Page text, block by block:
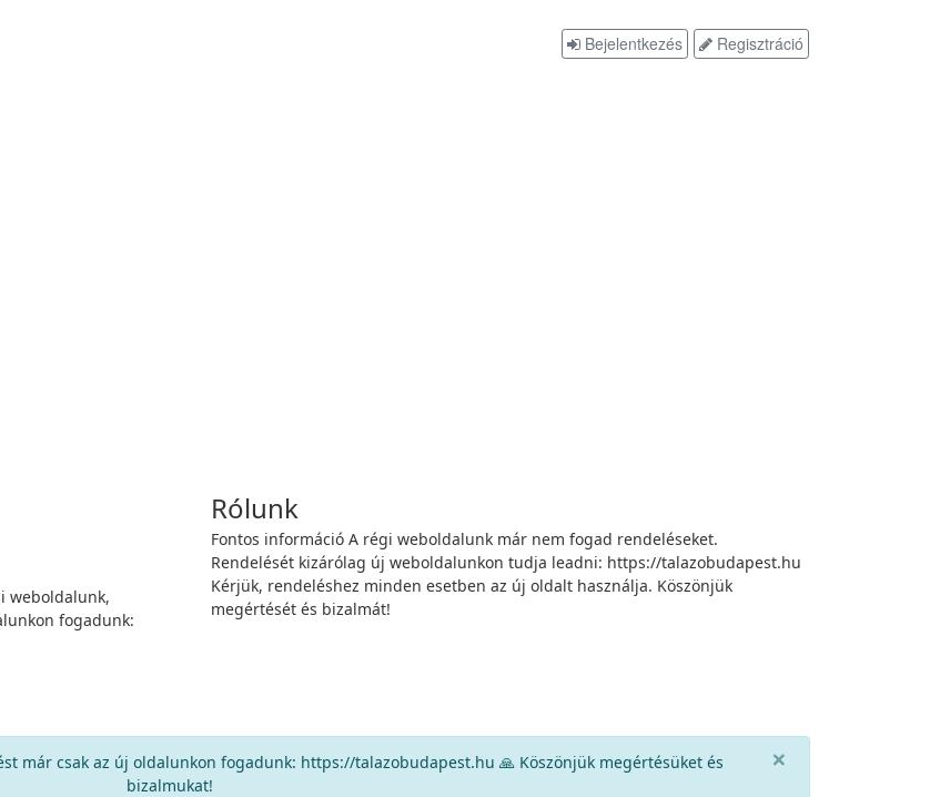
Bejelentkezés Regisztráció
weboldalunk,
fogadunk:
Rólunk
Fontos információ A régi weboldalunk már nem fogad rendeléseket.
Rendelését kizárólag új weboldalunkon tudja leadni: https://talazobudapest.hu
Kérjük, rendeléshez minden esetben az új oldalt használja. Köszönjük
megértését és bizalmát!
már csak az új oldalunkon fogadunk: https://talazobudapest.hu 🙏 Köszönjük megértésüket és
bizalmukat!
×